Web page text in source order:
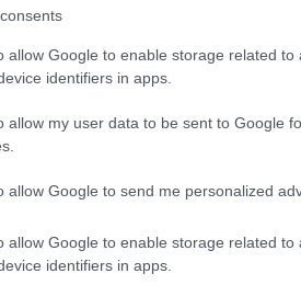
allow Google to enable storage related to
identifiers in apps.
allow my user data to be sent to Google
allow Google to send me personalized
allow Google to enable storage related to
identifiers in apps.
valós előnyei –
: szívó benzines 10-
növekedés : 20-40% –
: 5-15%
gyorsulás, eltűnő